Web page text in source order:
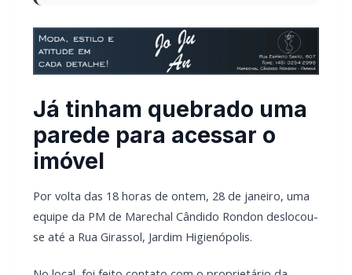
Já tinham quebrado uma
parede para acessar o
Por volta das 18 horas de ontem, 28 de janeiro, uma
equipe da PM de Marechal Cândido Rondon deslocou-
se até a Rua Girassol, Jardim Higienópolis.
No local, foi feito contato com o proprietário da
residência, o qual relatou que, segundo informações
de vizinhos, indivíduos teriam invadido o quintal da
casa e quebrado parte da parede de madeira,